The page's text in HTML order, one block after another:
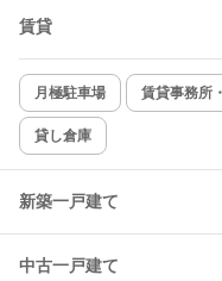
賃貸
月極駐車場 賃貸事務所
貸し倉庫
新築一戸建て
中古一戸建て